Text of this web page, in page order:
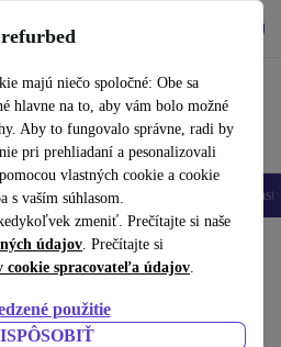
majú niečo spoločné: Obe sa
hlavne na to, aby vám bolo možné
Aby to fungovalo správne, radi by
pri prehliadaní a pesonalizovali
vlastných cookie a cookie
s vaším súhlasom.
zmeniť. Prečítajte si naše
údajov. Prečítajte si
cookie spracovateľa údajov.
použitie
Tablety Inteligentné hodinky
Nábytok
diela